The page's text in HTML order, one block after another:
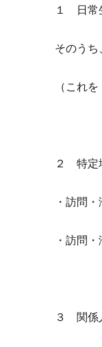
１ 日常
そのうち
（これ
２ 特定
・訪問
・訪問
３ 関係